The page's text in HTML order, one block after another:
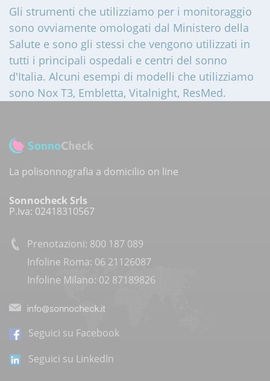
Gli strumenti che utilizziamo per i monitoraggio
sono ovviamente omologati dal Ministero della
Salute e sono gli stessi che vengono utilizzati in
tutti i principali ospedali e centri del sonno
d'Italia. Alcuni esempi di modelli che utilizziamo
sono Nox T3, Embletta, Vitalnight, ResMed.
La polisonnografia a domicilio on line
Sonnocheck Srls
P.Iva: 02418310567
Prenotazioni: 800 187 089
Infoline Roma: 06 21126087
Infoline Milano: 02 87189826
Seguici su Facebook
Seguici su LinkedIn